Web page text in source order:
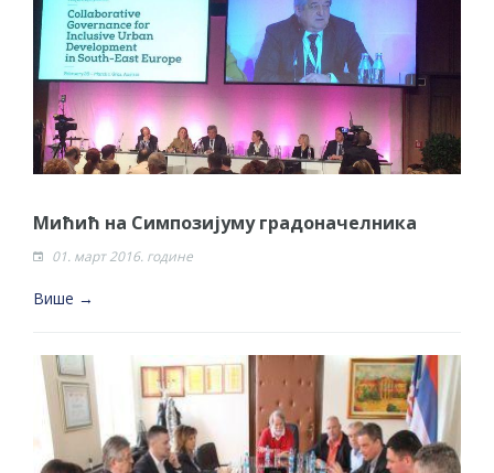
Мићић на Симпозијуму градоначелника
01. март 2016. године
Више →